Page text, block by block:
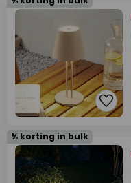
% korting in bulk